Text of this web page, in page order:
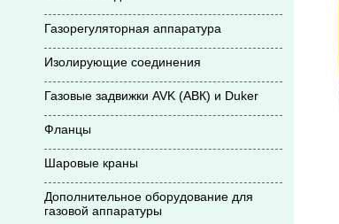
Газорегуляторная аппаратура
Изолирующие соединения
Газовые задвижки AVK (АВК) и Duker
Фланцы
Шаровые краны
Дополнительное оборудование для
газовой аппаратуры